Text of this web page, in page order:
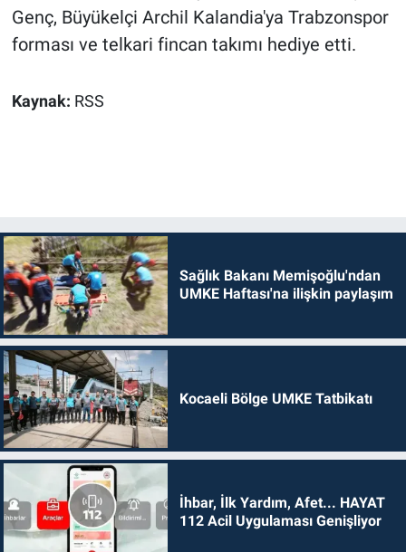
Genç, Büyükelçi Archil Kalandia'ya Trabzonspor
forması ve telkari fincan takımı hediye etti.
Kaynak: RSS
Sağlık Bakanı Memişoğlu'ndan
UMKE Haftası'na ilişkin paylaşım
Kocaeli Bölge UMKE Tatbikatı
İhbar, İlk Yardım, Afet... HAYAT
112 Acil Uygulaması Genişliyor